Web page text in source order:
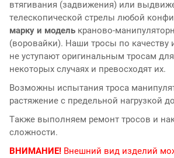
втягивания (задвижения) или
телескопической стрелы любой
марку и модель краново-
(воровайки). Наши тросы по качеству
не уступают оригинальным тросам
некоторых случаях и превосходят их.
Возможны испытания троса
растяжение с предельной нагрузкой
Также выполняем ремонт тросов и
сложности.
ВНИМАНИЕ! Внешний вид изделий